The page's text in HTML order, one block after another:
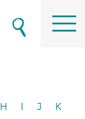
H I J
K